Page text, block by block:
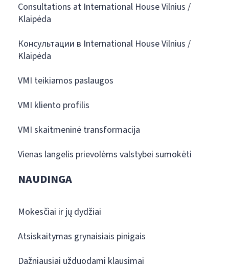
Consultations at International House Vilnius /
Klaipėda
Консультации в International House Vilnius /
Klaipėda
VMI teikiamos paslaugos
VMI kliento profilis
VMI skaitmeninė transformacija
Vienas langelis prievolėms valstybei sumokėti
NAUDINGA
Mokesčiai ir jų dydžiai
Atsiskaitymas grynaisiais pinigais
Dažniausiai užduodami klausimai